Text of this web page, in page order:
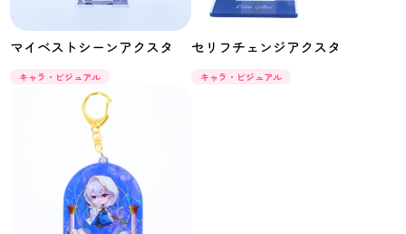
マイベストシーンアクスタ
キャラ・ビジュアル
セリフチェンジアクスタ
キャラ・ビジュアル